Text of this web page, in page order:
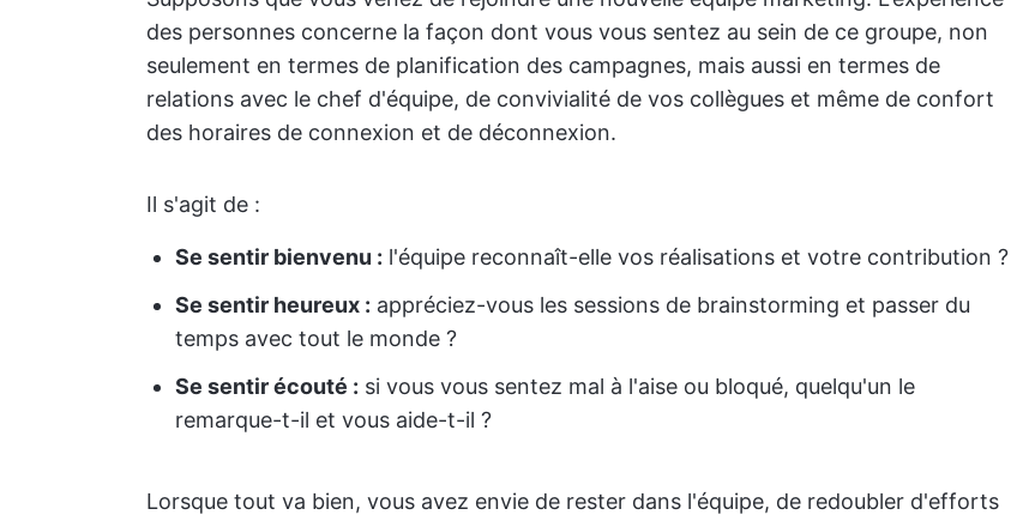
des personnes concerne la façon dont vous vous sentez au sein de ce groupe, non
seulement en termes de planification des campagnes, mais aussi en termes de
relations avec le chef d'équipe, de convivialité de vos collègues et même de confort
des horaires de connexion et de déconnexion.
Il s'agit de :
Se sentir bienvenu : l'équipe reconnaît-elle vos réalisations et votre contribution ?
Se sentir heureux : appréciez-vous les sessions de brainstorming et passer du
temps avec tout le monde ?
Se sentir écouté : si vous vous sentez mal à l'aise ou bloqué, quelqu'un le
remarque-t-il et vous aide-t-il ?
Lorsque tout va bien, vous avez envie de rester dans l'équipe, de redoubler d'efforts